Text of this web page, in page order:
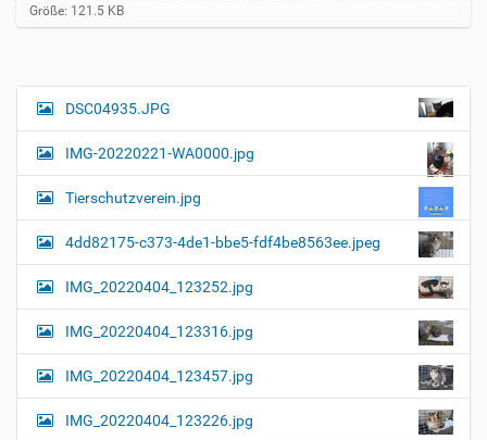
Z
e
e
i
l
r
e
…
Größe: 121.5 KB
N
i
g
a
t
i
o
n
DSC04935.JPG
IMG-20220221-WA0000.jpg
Tierschutzverein.jpg
4dd82175-c373-4de1-bbe5-fdf4be8563ee.jpeg
IMG_20220404_123252.jpg
IMG_20220404_123316.jpg
IMG_20220404_123457.jpg
IMG_20220404_123226.jpg